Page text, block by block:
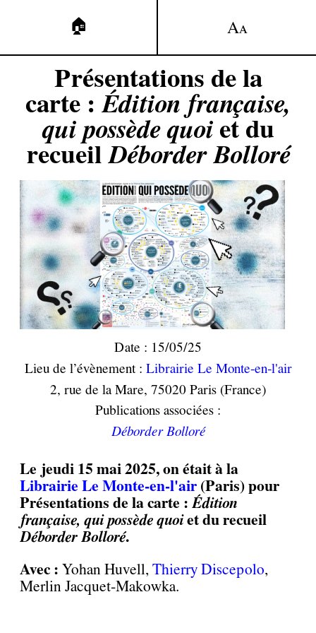
🏠 AA
Présentations de la
carte : Édition française,
qui possède quoi et du
recueil Déborder Bolloré
Date : 15/05/25
Lieu de l’évènement : Librairie Le Monte-en-l'air
2, rue de la Mare, 75020 Paris (France)
Publications associées :
Déborder Bolloré
Le jeudi 15 mai 2025, on était à la
Librairie Le Monte-en-l'air (Paris) pour
Présentations de la carte : Édition
française, qui possède quoiet du recueil
Déborder Bolloré.
Avec : Yohan Huvell,Thierry Discepolo,
Merlin Jacquet-Makowka.